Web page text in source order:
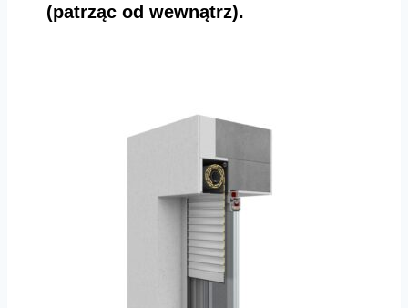
(patrząc od wewnątrz).